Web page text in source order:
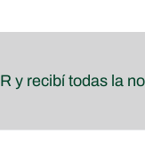
y recibí todas la